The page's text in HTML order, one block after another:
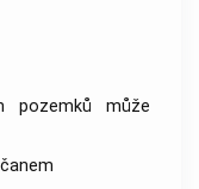
pozemků může